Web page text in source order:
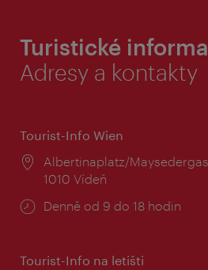
Turistické
Adresy a kontakty
Tourist-Info Wien
Místo:
Albertinaplatz/
1010 Vídeň
Provozní
Denně od 9 do 18 hodin
Tourist-Info na letišti